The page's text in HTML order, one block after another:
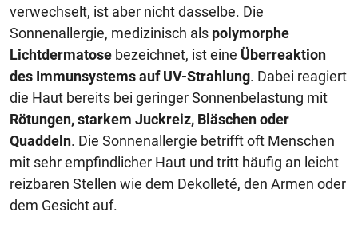
verwechselt, ist aber nicht dasselbe. Die
Sonnenallergie, medizinisch als polymorphe
Lichtdermatose bezeichnet, ist eine Überreaktion
des Immunsystems auf UV-Strahlung. Dabei reagiert
die Haut bereits bei geringer Sonnenbelastung mit
Rötungen, starkem Juckreiz, Bläschen oder
Quaddeln. Die Sonnenallergie betrifft oft Menschen
mit sehr empfindlicher Haut und tritt häufig an leicht
reizbaren Stellen wie dem Dekolleté, den Armen oder
dem Gesicht auf.